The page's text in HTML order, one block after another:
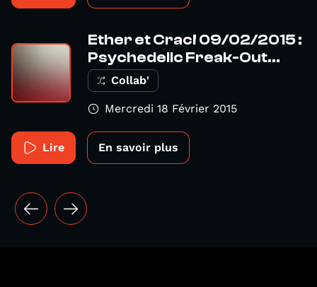
Ether et Crac! 09/02/2015 :
Psychedelic Freak-Out...
Collab'
Mercredi 18 Février 2015
Lire En savoir plus